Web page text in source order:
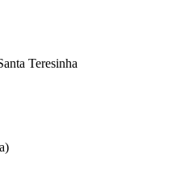
Teresinha